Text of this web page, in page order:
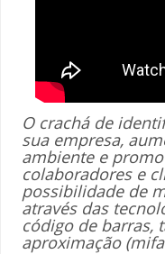
O crachá de
sua empresa,
ambiente e
colaboradores e
possibilidade de
através das
código de barras,
aproximação